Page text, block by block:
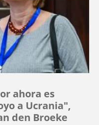
ahora es
a Ucrania",
den Broeke